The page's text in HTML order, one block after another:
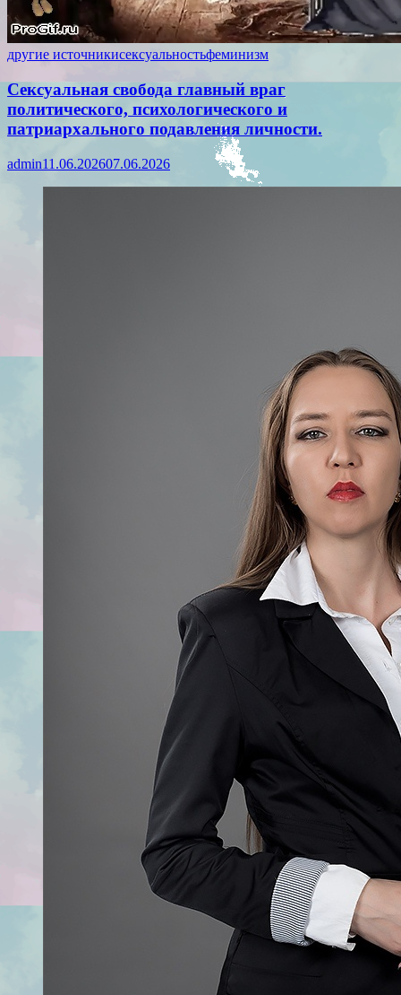
другие источникисексуальностьфеминизм
Сексуальная свобода главный враг
политического, психологического и
патриархального подавления личности.
admin11.06.202607.06.2026